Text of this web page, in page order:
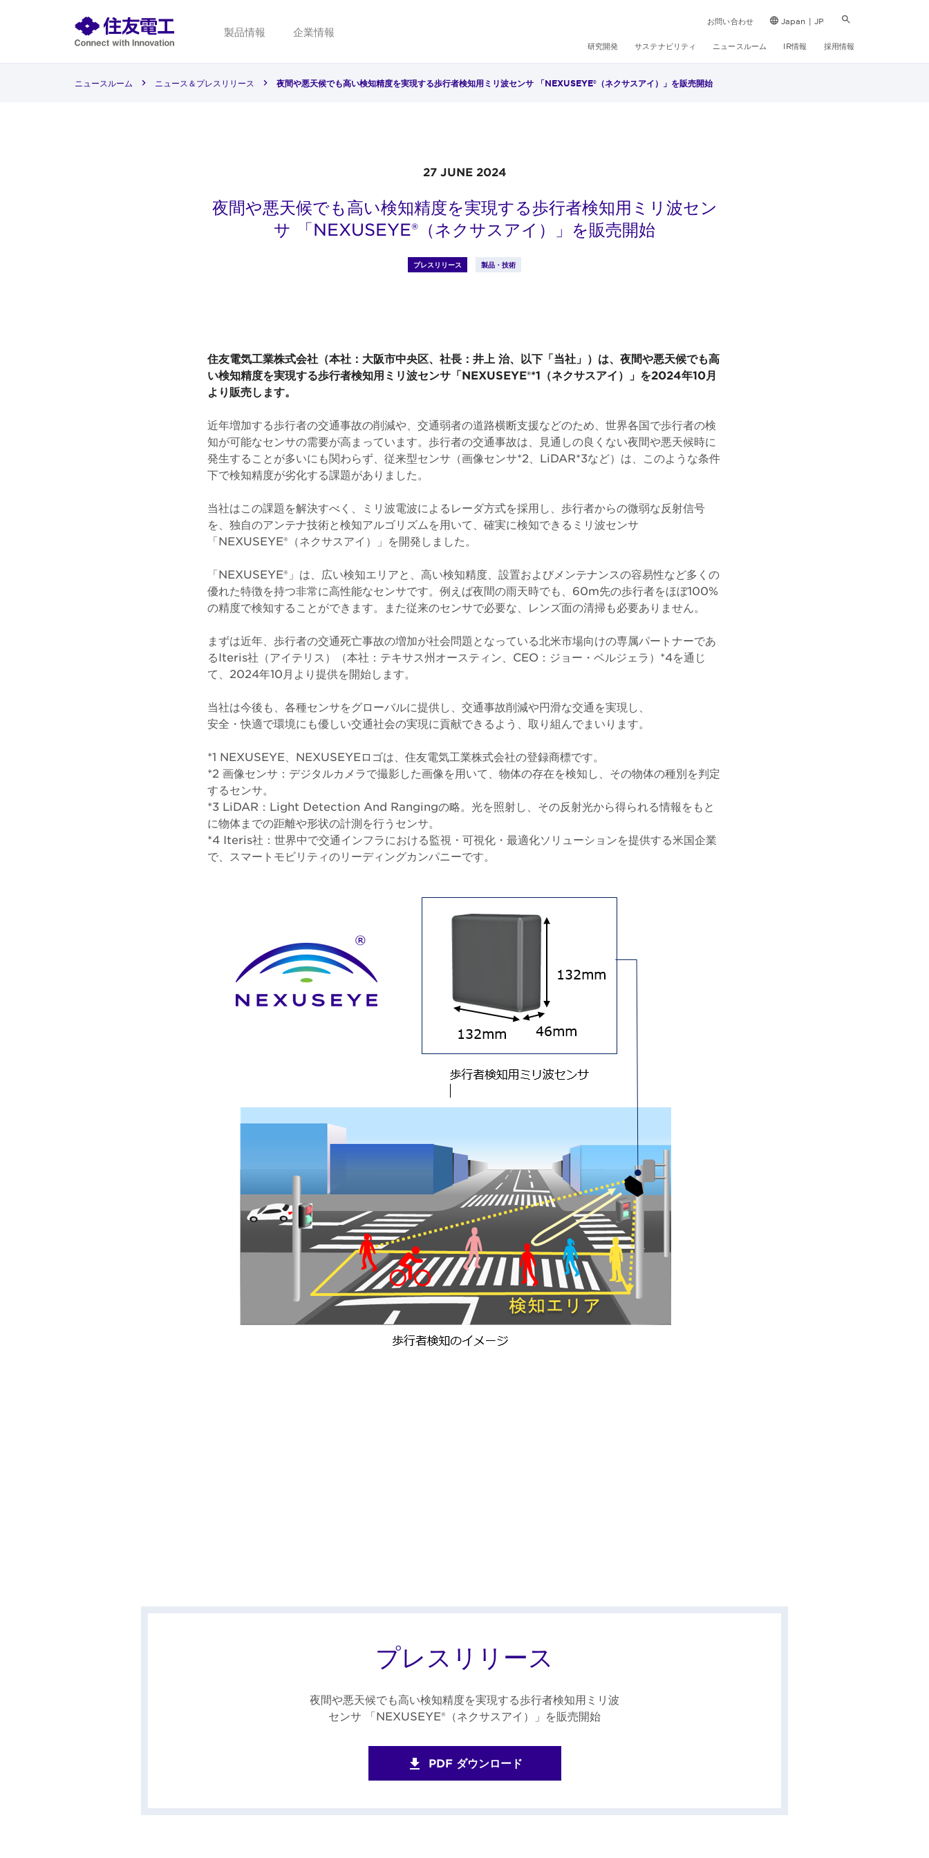
製品情報 企業情報
お問い合わせ Japan | JP
研究開発 サステナビリティ ニュースルーム IR情報 採用情報
ニュースルーム ニュース＆プレスリリース 夜間や悪天候でも高い検知精度を実現する歩行者検知用ミリ波センサ 「NEXUSEYE®（ネクサスアイ）」を販売開始
27 JUNE 2024
夜間や悪天候でも高い検知精度を実現する歩行者検知用ミリ波セン
サ 「NEXUSEYE®（ネクサスアイ）」を販売開始
プレスリリース 製品・技術
住友電気工業株式会社（本社：大阪市中央区、社長：井上 治、以下「当社」）は、夜間や悪天候でも高
い検知精度を実現する歩行者検知用ミリ波センサ「NEXUSEYE®*1（ネクサスアイ）」を2024年10月
より販売します。
近年増加する歩行者の交通事故の削減や、交通弱者の道路横断支援などのため、世界各国で歩行者の検
知が可能なセンサの需要が高まっています。歩行者の交通事故は、見通しの良くない夜間や悪天候時に
発生することが多いにも関わらず、従来型センサ（画像センサ*2、LiDAR*3など）は、このような条件
下で検知精度が劣化する課題がありました。
当社はこの課題を解決すべく、ミリ波電波によるレーダ方式を採用し、歩行者からの微弱な反射信号
を、独自のアンテナ技術と検知アルゴリズムを用いて、確実に検知できるミリ波センサ
「NEXUSEYE®（ネクサスアイ）」を開発しました。
「NEXUSEYE®」は、広い検知エリアと、高い検知精度、設置およびメンテナンスの容易性など多くの
優れた特徴を持つ非常に高性能なセンサです。例えば夜間の雨天時でも、60m先の歩行者をほぼ100%
の精度で検知することができます。また従来のセンサで必要な、レンズ面の清掃も必要ありません。
まずは近年、歩行者の交通死亡事故の増加が社会問題となっている北米市場向けの専属パートナーであ
るIteris社（アイテリス）（本社：テキサス州オースティン、CEO：ジョー・ベルジェラ）*4を通じ
て、2024年10月より提供を開始します。
当社は今後も、各種センサをグローバルに提供し、交通事故削減や円滑な交通を実現し、
安全・快適で環境にも優しい交通社会の実現に貢献できるよう、取り組んでまいります。
*1 NEXUSEYE、NEXUSEYEロゴは、住友電気工業株式会社の登録商標です。
*2 画像センサ：デジタルカメラで撮影した画像を用いて、物体の存在を検知し、その物体の種別を判定
するセンサ。
*3 LiDAR：Light Detection And Rangingの略。光を照射し、その反射光から得られる情報をもと
に物体までの距離や形状の計測を行うセンサ。
*4 Iteris社：世界中で交通インフラにおける監視・可視化・最適化ソリューションを提供する米国企業
で、スマートモビリティのリーディングカンパニーです。
プレスリリース
夜間や悪天候でも高い検知精度を実現する歩行者検知用ミリ波
センサ 「NEXUSEYE®（ネクサスアイ）」を販売開始
PDF ダウンロード